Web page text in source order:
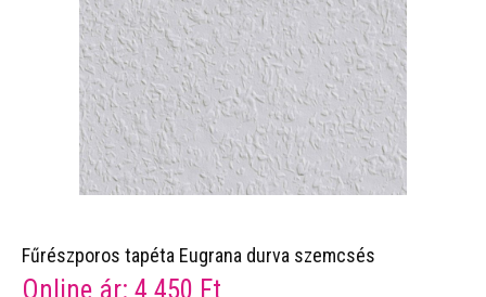
Fűrészporos tapéta Eugrana durva szemcsés
Online ár: 4 450 Ft